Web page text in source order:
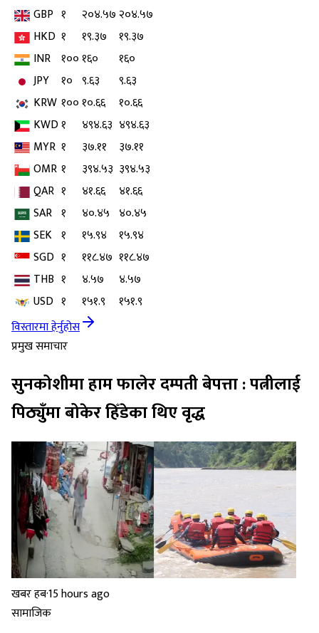
GBP १ २०४.५७ २०४.५७
HKD १ १९.३७
१९.३७
INR १००१६०
१६०
JPY
१० ९.६३
९.६३
KRW १००१०.६६
१०.६६
KWD१ ४९४.६३ ४९४.६३
MYR १ ३७.११
३७.११
OMR १ ३९४.५३ ३९४.५३
QAR १ ४१.६६
४१.६६
SAR १ ४०.४५ ४०.४५
SEK १ १५.९४
१५.९४
SGD १ ११८.४७ ११८.४७
THB १ ४.५७
४.५७
USD १ १५१.९
१५१.९
विस्तारमा हेर्नुहोस
प्रमुख समाचार
सुनकोशीमा हाम फालेर दम्पती बेपत्ता : पत्नीलाई
पिठ्युँमा बोकेर हिँडेका थिए वृद्ध
खबर हब·15 hours ago
सामाजिक